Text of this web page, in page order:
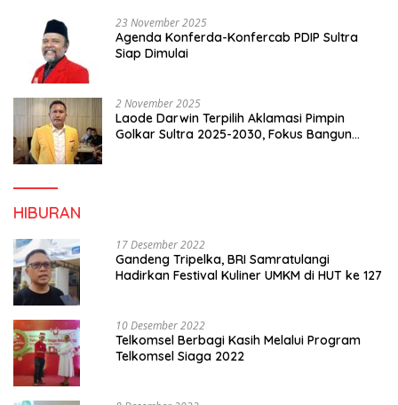
23 November 2025
Agenda Konferda-Konfercab PDIP Sultra
Siap Dimulai
2 November 2025
Laode Darwin Terpilih Aklamasi Pimpin
Golkar Sultra 2025-2030, Fokus Bangun
HIBURAN
17 Desember 2022
Gandeng Tripelka, BRI Samratulangi
Hadirkan Festival Kuliner UMKM di HUT ke 127
10 Desember 2022
Telkomsel Berbagi Kasih Melalui Program
Telkomsel Siaga 2022